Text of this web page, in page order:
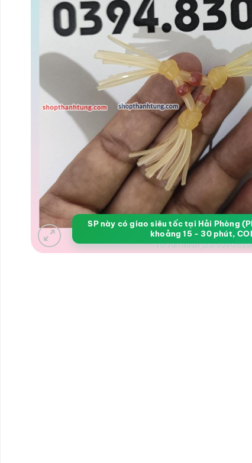
SP này có giao siêu tốc tại Hải Phòng
khoảng 15 - 30 phút,